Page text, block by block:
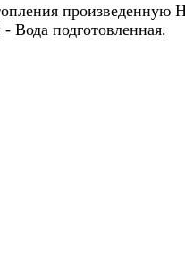
произведенную
Вода подготовленная.